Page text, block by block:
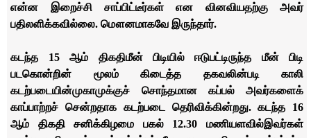
என்ன இறைச்சி சாப்பிட்டீர்கள் என வினவியதற்கு அவர்
பதிலளிக்கவில்லை. மௌனமாகவே இருந்தார்.
கடந்த 15 ஆம் திகதிமீன் பிடியில் ஈடுபட்டிருந்த மீன் பிடி
படகொன்றின் மூலம் கிடைத்த தகவலின்படி காலி
கடற்படையின்முகாமுக்குச் சொந்தமான கப்பல் அவர்களைக்
காப்பாற்றச் சென்றதாக கடற்படை தெரிவிக்கின்றது. கடந்த 16
ஆம் திகதி சனிக்கிழமை பகல் 12.30 மணியளவில்இவர்கள்